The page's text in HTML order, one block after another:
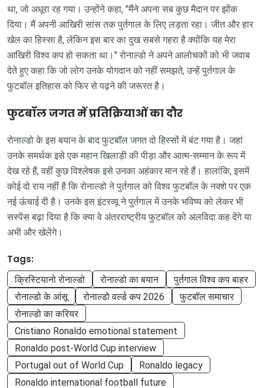
था, जो अधूरा रह गया। उन्होंने कहा, "मैंने अपना सब कुछ मैदान पर झोंक
दिया। मैं अपनी आखिरी सांस तक पुर्तगाल के लिए लड़ता रहा। जीत और हार
खेल का हिस्सा है, लेकिन इस बार का दुख सबसे गहरा है क्योंकि यह मेरा
आखिरी विश्व कप हो सकता था।" रोनाल्डो ने अपने आलोचकों को भी जवाब
देते हुए कहा कि जो लोग उनके योगदान को नहीं समझते, उन्हें पुर्तगाल के
फुटबॉल इतिहास को फिर से पढ़ने की जरूरत है।
फुटबॉल जगत में प्रतिक्रियाओं का दौर
रोनाल्डो के इस बयान के बाद फुटबॉल जगत दो हिस्सों में बंट गया है। जहां
उनके समर्थक इसे एक महान खिलाड़ी की पीड़ा और आत्म-सम्मान के रूप में
देख रहे हैं, वहीं कुछ विश्लेषक इसे उनका अहंकार मान रहे हैं। हालांकि, इसमें
कोई दो राय नहीं है कि रोनाल्डो ने पुर्तगाल को विश्व फुटबॉल के नक्शे पर एक
नई ऊंचाई दी है। उनके इस इंटरव्यू ने पुर्तगाल में उनके भविष्य को लेकर भी
सस्पेंस बढ़ा दिया है कि क्या वे अंतरराष्ट्रीय फुटबॉल को अलविदा कह देंगे या
अभी और खेलेंगे।
Tags:
क्रिस्टियानो रोनाल्डो रोनाल्डो का बयान
पुर्तगाल विश्व कप बाहर
रोनाल्डो के आंसू
रोनाल्डो वर्ल्ड कप 2026
फुटबॉल समाचार
रोनाल्डो का करियर
Cristiano Ronaldo emotional statement
Ronaldo post-World Cup interview
Portugal out of World Cup
Ronaldo legacy
Ronaldo international football future